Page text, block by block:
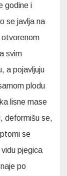
godine i
se javlja na
otvorenom
svim
a pojavljuju
plodu
lisne mase
deformišu se,
se
pjegica
po